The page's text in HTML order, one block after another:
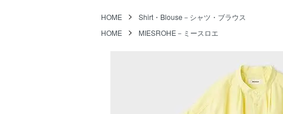
HOME
Shirt・Blouse－シャツ・ブラウス
HOME
MIESROHE－ミースロエ